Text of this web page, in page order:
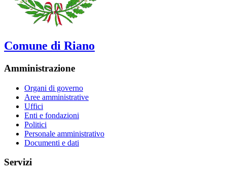
Comune di Riano
Amministrazione
Organi di governo
Aree amministrative
Uffici
Enti e fondazioni
Politici
Personale amministrativo
Documenti e dati
Servizi